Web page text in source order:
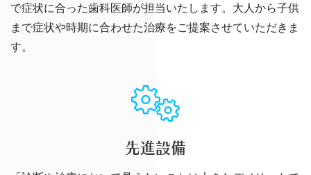
で症状に合った歯科医師が担当いたします。大人から子供
まで症状や時期に合わせた治療をご提案させていただきま
す。
先進設備